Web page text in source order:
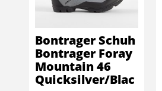
Bontrager Schuh
Bontrager Foray
Mountain 46
Quicksilver/Blac